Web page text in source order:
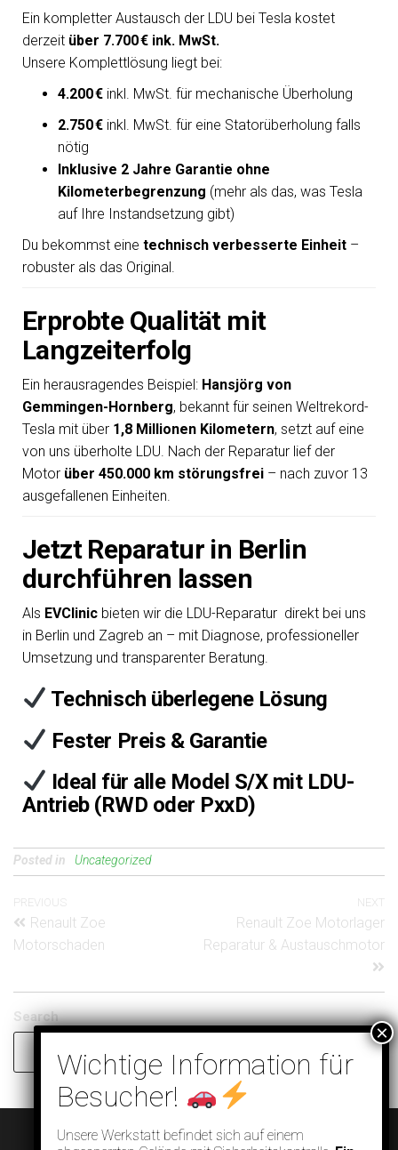
Ein kompletter Austausch der LDU bei Tesla kostet
derzeit über 7.700 € ink. MwSt.
Unsere Komplettlösung liegt bei:
4.200 € inkl. MwSt. für mechanische Überholung
2.750 € inkl. MwSt. für eine Statorüberholung falls
nötig
Inklusive 2 Jahre Garantie ohne
Kilometerbegrenzung (mehr als das, was Tesla
auf Ihre Instandsetzung gibt)
Du bekommst eine technisch verbesserte Einheit –
robuster als das Original.
Erprobte Qualität mit
Langzeiterfolg
Ein herausragendes Beispiel: Hansjörg von
Gemmingen-Hornberg, bekannt für seinen Weltrekord-
Tesla mit über 1,8 Millionen Kilometern, setzt auf eine
von uns überholte LDU. Nach der Reparatur lief der
Motor über 450.000 km störungsfrei – nach zuvor 13
ausgefallenen Einheiten.
Jetzt Reparatur in Berlin
durchführen lassen
Als EVClinic bieten wir die LDU-Reparatur direkt bei uns
in Berlin und Zagreb an – mit Diagnose, professioneller
Umsetzung und transparenter Beratung.
Technisch überlegene Lösung
Fester Preis & Garantie
Ideal für alle Model S/X mit LDU-
Antrieb (RWD oder PxxD)
Posted in Uncategorized
PREVIOUS
Renault Zoe
Motorschaden
NEXT
Renault Zoe Motorlager
Reparatur & Austauschmotor
Search
Search
© EV Clinic 2026
Unsere Werkstatt befindet sich auf einem